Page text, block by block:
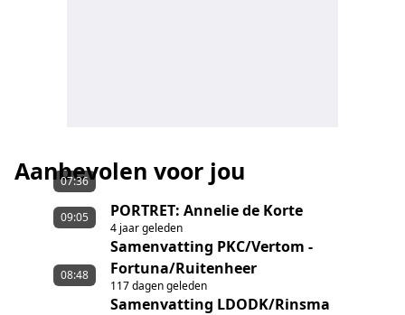
Aanbevolen voor jou
07:36
PORTRET: Annelie de Korte
4 jaar geleden
09:05
Samenvatting PKC/Vertom -
Fortuna/Ruitenheer
117 dagen geleden
08:48
Samenvatting LDODK/Rinsma